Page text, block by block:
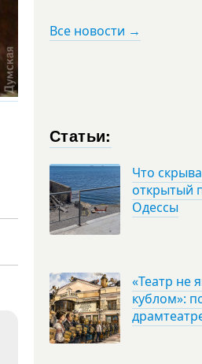
Все новости →
Статьи:
Что
открытый
Одессы
«Театр не
кублом»: